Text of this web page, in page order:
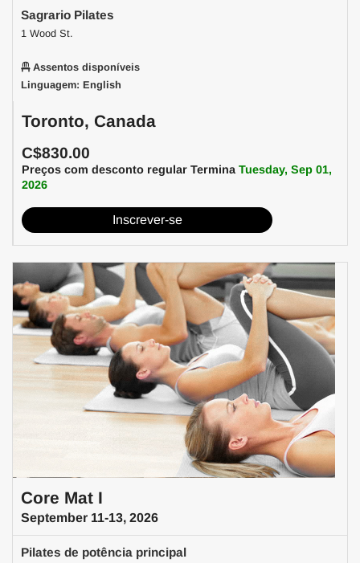
Sagrario Pilates
1 Wood St.
Assentos disponíveis
Linguagem: English
Toronto, Canada
C$830.00
Preços com desconto regular Termina Tuesday, Sep 01,
2026
Inscrever-se
Core Mat I
September 11-13, 2026
Pilates de potência principal